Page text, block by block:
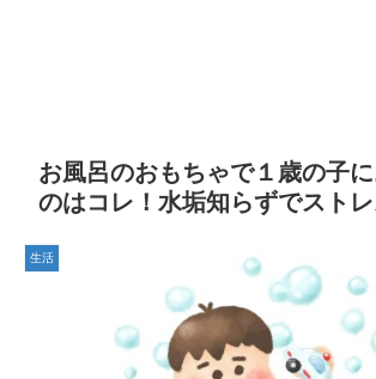
お風呂のおもちゃで１歳の子
のはコレ！水垢知らずでスト
生活